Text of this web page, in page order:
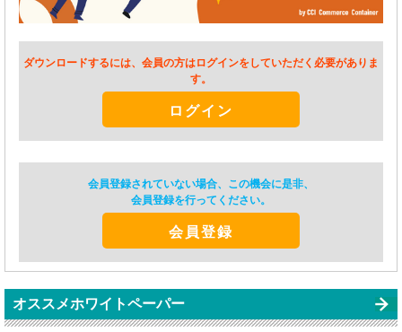
ダウンロードするには、会員の方はログインをしていただく必要がありま
す。
ログイン
会員登録されていない場合、この機会に是非、
会員登録を行ってください。
会員登録
オススメホワイトペーパー